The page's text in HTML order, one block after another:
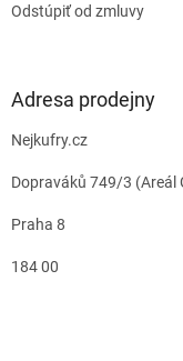
Odstúpiť od zmluvy
Adresa prodejny
Nejkufry.cz
Dopraváků 749/3 (Areál
Praha 8
184 00